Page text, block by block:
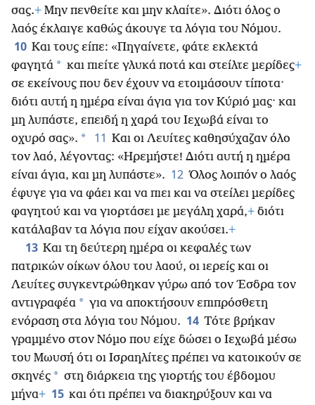
σας.+ Μην πενθείτε και μην κλαίτε». Διότι όλος ο
λαός έκλαιγε καθώς άκουγε τα λόγια του Νόμου.
10 Και τους είπε: «Πηγαίνετε, φάτε εκλεκτά
φαγητά * και πιείτε γλυκά ποτά και στείλτε μερίδες+
σε εκείνους που δεν έχουν να ετοιμάσουν τίποτα·
διότι αυτή η ημέρα είναι άγια για τον Κύριό μας· και
μη λυπάστε, επειδή η χαρά του Ιεχωβά είναι το
οχυρό σας». * 11 Και οι Λευίτες καθησύχαζαν όλο
τον λαό, λέγοντας: «Ηρεμήστε! Διότι αυτή η ημέρα
είναι άγια, και μη λυπάστε». 12 Όλος λοιπόν ο λαός
έφυγε για να φάει και να πιει και να στείλει μερίδες
φαγητού και να γιορτάσει με μεγάλη χαρά,+ διότι
κατάλαβαν τα λόγια που είχαν ακούσει.+
13 Και τη δεύτερη ημέρα οι κεφαλές των
πατρικών οίκων όλου του λαού, οι ιερείς και οι
Λευίτες συγκεντρώθηκαν γύρω από τον Έσδρα τον
αντιγραφέα * για να αποκτήσουν επιπρόσθετη
ενόραση στα λόγια του Νόμου. 14 Τότε βρήκαν
γραμμένο στον Νόμο που είχε δώσει ο Ιεχωβά μέσω
του Μωυσή ότι οι Ισραηλίτες πρέπει να κατοικούν σε
σκηνές * στη διάρκεια της γιορτής του έβδομου
μήνα+ 15 και ότι πρέπει να διακηρύξουν και να